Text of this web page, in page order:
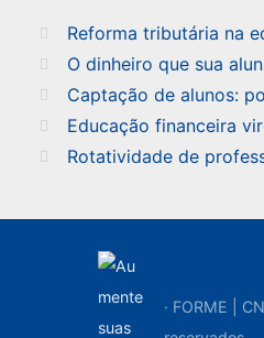
Reforma tributária na
O dinheiro que sua
Captação de alunos:
Educação financeira
Rotatividade de
· FORME |